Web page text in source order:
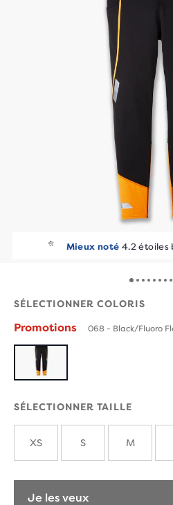
Mieux noté 4.2 étoiles
SÉLECTIONNER COLORIS
Promotions 068 - Black/Fluoro
SÉLECTIONNER TAILLE
XS S M
Je les veux